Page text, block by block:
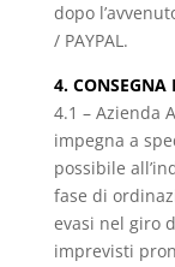
dopo
/ PAYPAL.
4. CONSEGNA
4.1 – Azienda
impegna a
possibile
fase di
evasi nel giro
imprevisti